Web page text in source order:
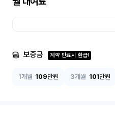
보증금 계약 만료시 환급!
1개월 109만원 3개월 101만원